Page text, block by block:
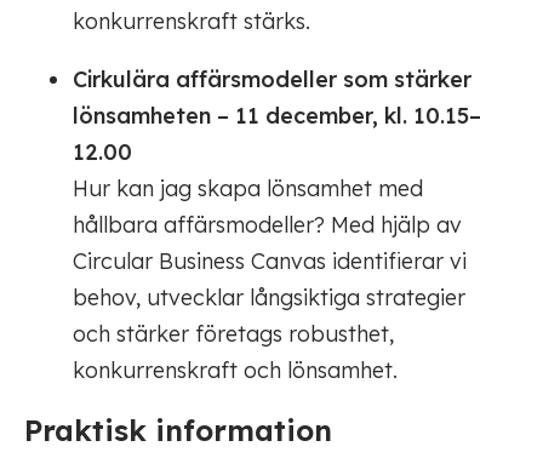
konkurrenskraft stärks.
Cirkulära affärsmodeller som stärker
lönsamheten – 11 december, kl. 10.15–
12.00
Hur kan jag skapa lönsamhet med
hållbara affärsmodeller? Med hjälp av
Circular Business Canvas identifierar vi
behov, utvecklar långsiktiga strategier
och stärker företags robusthet,
konkurrenskraft och lönsamhet.
Praktisk information